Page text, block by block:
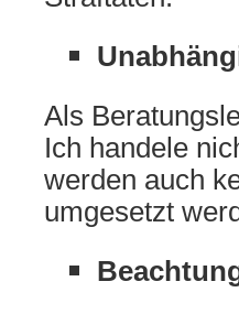
Als
Ich handele
werden auch
umgesetzt